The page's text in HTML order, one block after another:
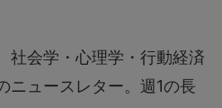
社会学・心理学・行動経済
ニュースレター。週1の長